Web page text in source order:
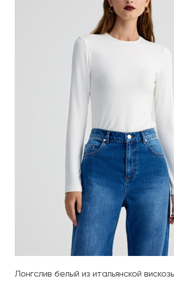
Лонгслив белый из итальянской